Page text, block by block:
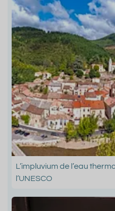
L’impluvium de l’eau
l’UNESCO